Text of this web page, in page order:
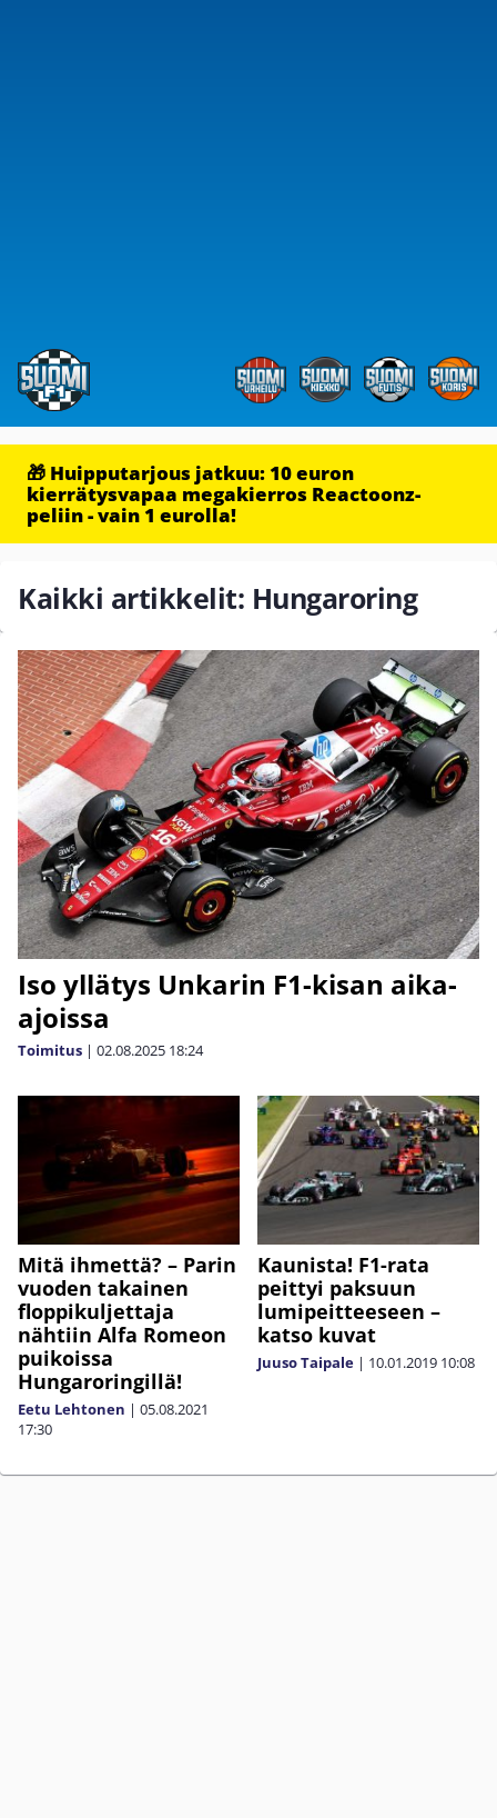
🎁 Huipputarjous jatkuu: 10 euron
kierrätysvapaa megakierros Reactoonz-
peliin - vain 1 eurolla!
Kaikki artikkelit: Hungaroring
Iso yllätys Unkarin F1-kisan aika-
ajoissa
Toimitus | 02.08.2025 18:24
Mitä ihmettä? – Parin
vuoden takainen
floppikuljettaja
nähtiin Alfa Romeon
puikoissa
Hungaroringillä!
Eetu Lehtonen | 05.08.2021
17:30
Kaunista! F1-rata
peittyi paksuun
lumipeitteeseen –
katso kuvat
Juuso Taipale | 10.01.2019 10:08